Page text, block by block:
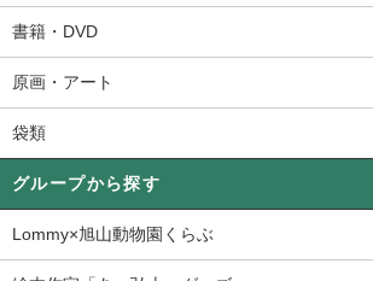
書籍・DVD
原画・アート
袋類
グループから探す
Lommy×旭山動物園くらぶ